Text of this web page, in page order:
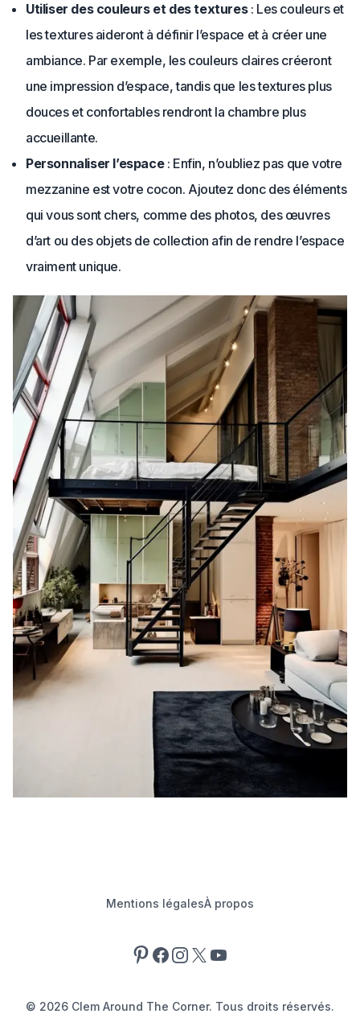
Utiliser des couleurs et des textures : Les couleurs et
les textures aideront à définir l’espace et à créer une
ambiance. Par exemple, les couleurs claires créeront
une impression d’espace, tandis que les textures plus
douces et confortables rendront la chambre plus
accueillante.
Personnaliser l’espace : Enfin, n’oubliez pas que votre
mezzanine est votre cocon. Ajoutez donc des éléments
qui vous sont chers, comme des photos, des œuvres
d’art ou des objets de collection afin de rendre l’espace
vraiment unique.
Mentions légalesÀ propos
Pinterest
Facebook
Instagram
X YouTube
© 2026 Clem Around The Corner. Tous droits réservés.